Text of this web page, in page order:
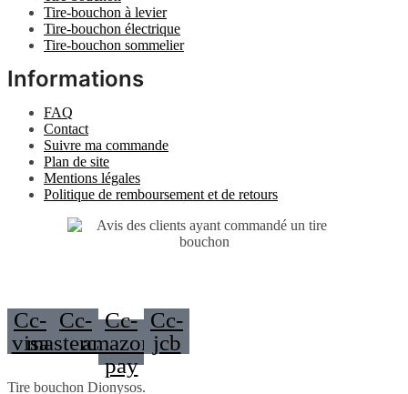
Tire-bouchon à levier
Tire-bouchon électrique
Tire-bouchon sommelier
Informations
FAQ
Contact
Suivre ma commande
Plan de site
Mentions légales
Politique de remboursement et de retours
Cc-
visa
Cc-
mastercard
Cc-
amazon-
pay
Cc-
jcb
Tire bouchon Dionysos.